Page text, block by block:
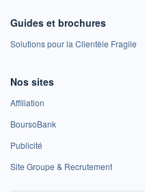
Guides et brochures
Solutions pour la Clientèle Fragile
Nos sites
Affiliation
BoursoBank
Publicité
Site Groupe & Recrutement